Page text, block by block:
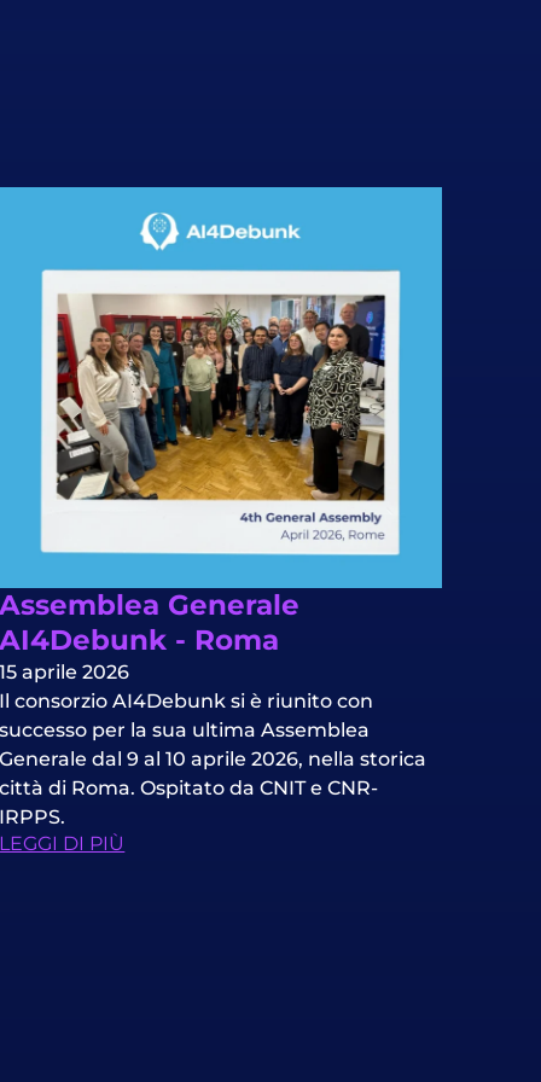
Assemblea Generale
AI4Debunk - Roma
15 aprile 2026
Il consorzio AI4Debunk si è riunito con
successo per la sua ultima Assemblea
Generale dal 9 al 10 aprile 2026, nella storica
città di Roma. Ospitato da CNIT e CNR-
IRPPS.
LEGGI DI PIÙ